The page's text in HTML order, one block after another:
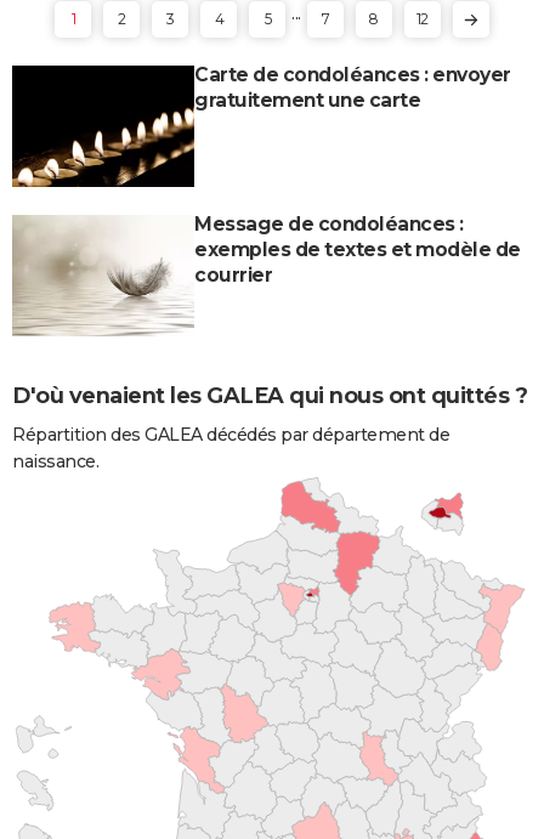
1 2 3 4 5 ... 7 8 12
Carte de condoléances : envoyer
gratuitement une carte
Message de condoléances :
exemples de textes et modèle de
courrier
D'où venaient les GALEA qui nous ont quittés ?
Répartition des GALEA décédés par département de
naissance.